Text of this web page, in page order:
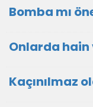
Bomba mı
Onlarda
Kaçınılmaz